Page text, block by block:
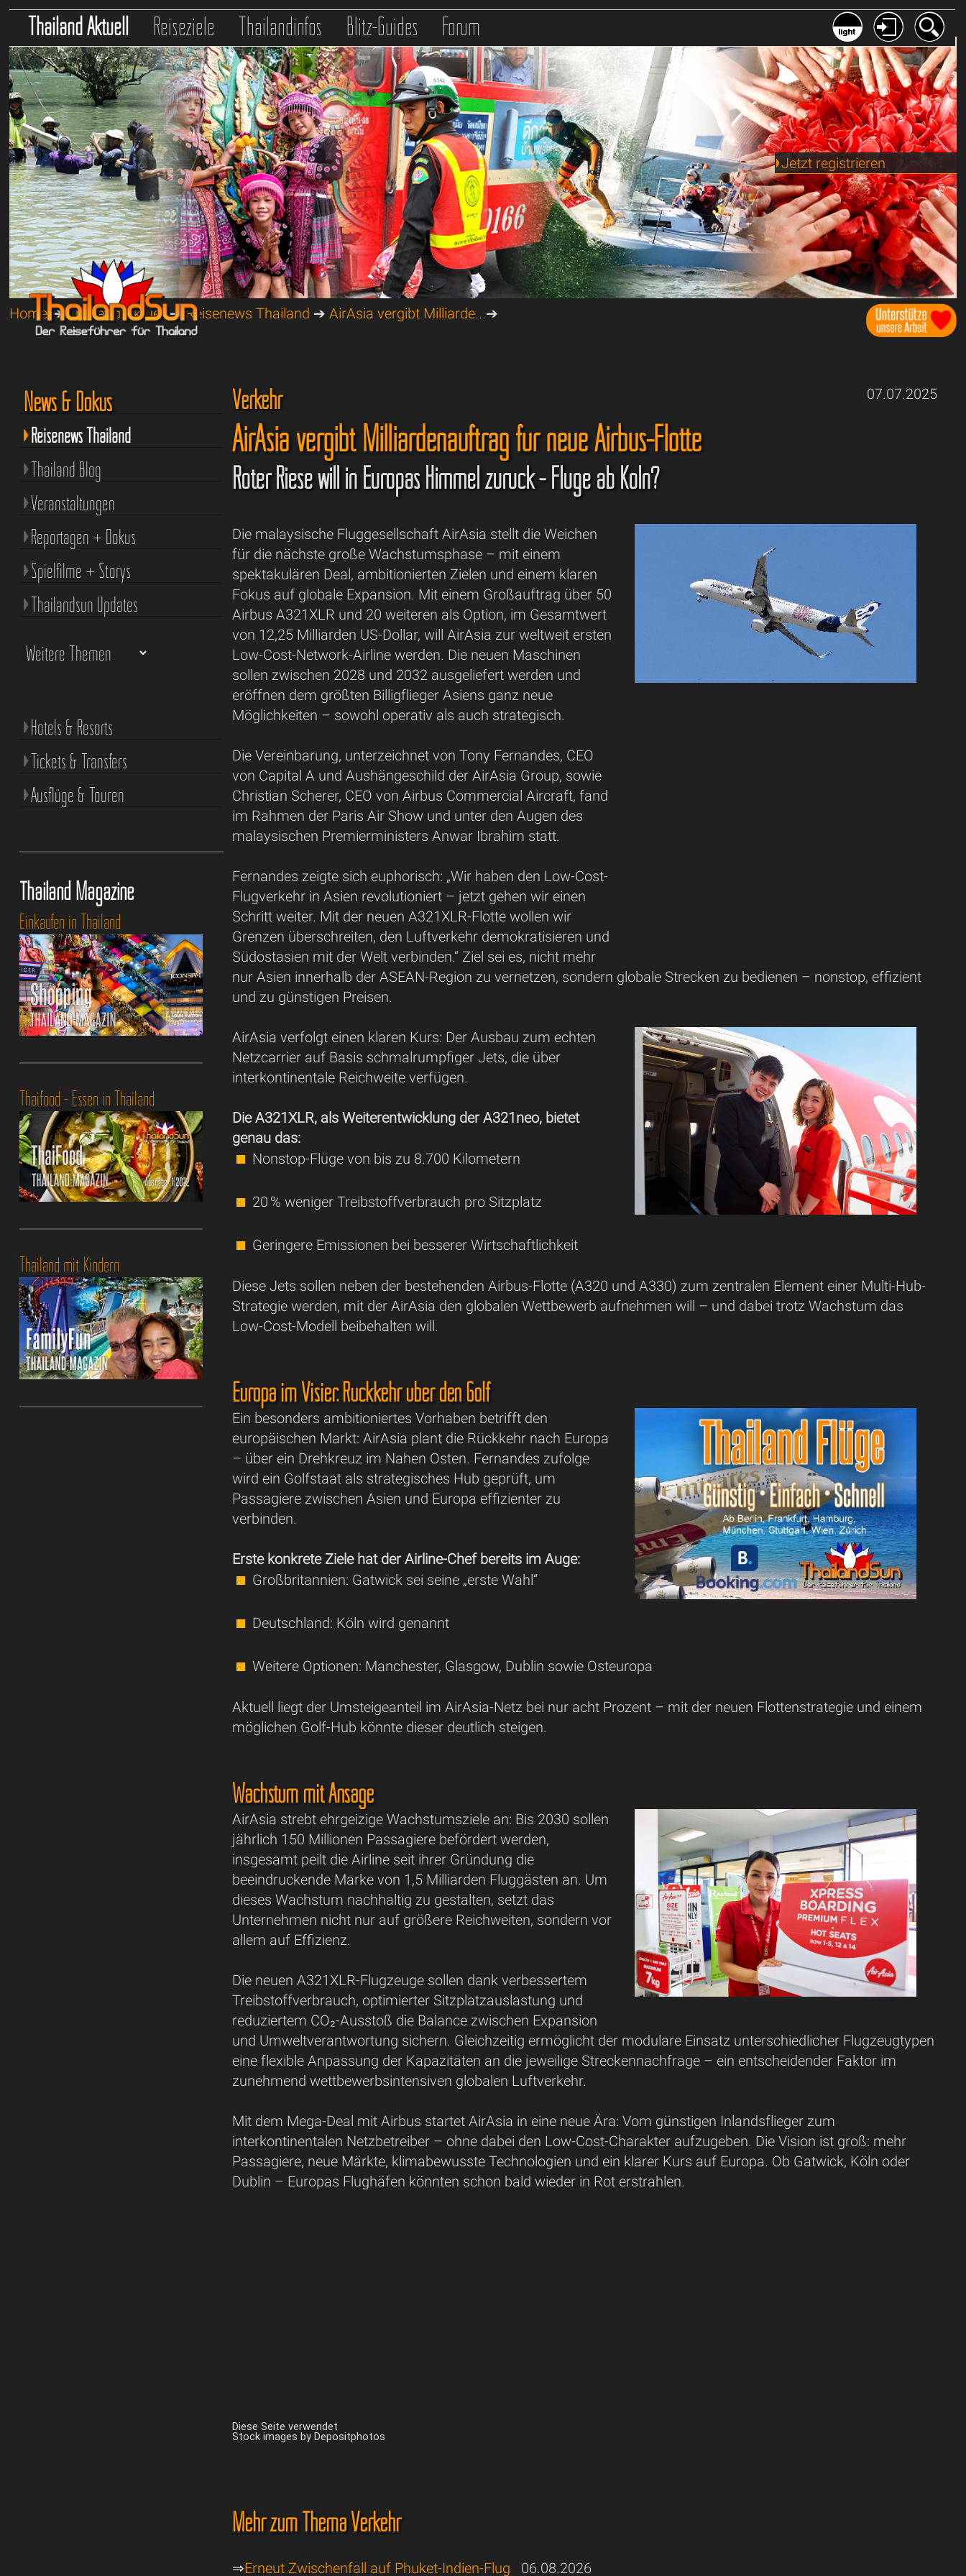
Thailand Aktuell Reiseziele Thailandinfos Blitz-Guides Forum
Jetzt registrieren
Home➔Thailand Aktuell➔Reisenews Thailand ➔AirAsia vergibt Milliarde...➔
07.07.2025
Verkehr
AirAsia vergibt Milliardenauftrag für neue Airbus-Flotte
Roter Riese will in Europas Himmel zurück - Flüge ab Köln?
Die malaysische Fluggesellschaft AirAsia stellt die Weichen
für die nächste große Wachstumsphase – mit einem
spektakulären Deal, ambitionierten Zielen und einem klaren
Fokus auf globale Expansion. Mit einem Großauftrag über 50
Airbus A321XLR und 20 weiteren als Option, im Gesamtwert
von 12,25 Milliarden US-Dollar, will AirAsia zur weltweit ersten
Low-Cost-Network-Airline werden. Die neuen Maschinen
sollen zwischen 2028 und 2032 ausgeliefert werden und
eröffnen dem größten Billigflieger Asiens ganz neue
Möglichkeiten – sowohl operativ als auch strategisch.
Die Vereinbarung, unterzeichnet von Tony Fernandes, CEO
von Capital A und Aushängeschild der AirAsia Group, sowie
Christian Scherer, CEO von Airbus Commercial Aircraft, fand
im Rahmen der Paris Air Show und unter den Augen des
malaysischen Premierministers Anwar Ibrahim statt.
Fernandes zeigte sich euphorisch: „Wir haben den Low-Cost-
Flugverkehr in Asien revolutioniert – jetzt gehen wir einen
Schritt weiter. Mit der neuen A321XLR-Flotte wollen wir
Grenzen überschreiten, den Luftverkehr demokratisieren und
Südostasien mit der Welt verbinden.“ Ziel sei es, nicht mehr
nur Asien innerhalb der ASEAN-Region zu vernetzen, sondern globale Strecken zu bedienen – nonstop, effizient
und zu günstigen Preisen.
AirAsia verfolgt einen klaren Kurs: Der Ausbau zum echten
Netzcarrier auf Basis schmalrumpfiger Jets, die über
interkontinentale Reichweite verfügen.
Die A321XLR, als Weiterentwicklung der A321neo, bietet
genau das:
Nonstop-Flüge von bis zu 8.700 Kilometern
20 % weniger Treibstoffverbrauch pro Sitzplatz
Geringere Emissionen bei besserer Wirtschaftlichkeit
Diese Jets sollen neben der bestehenden Airbus-Flotte (A320 und A330) zum zentralen Element einer Multi-Hub-
Strategie werden, mit der AirAsia den globalen Wettbewerb aufnehmen will – und dabei trotz Wachstum das
Low-Cost-Modell beibehalten will.
Europa im Visier: Rückkehr über den Golf
Ein besonders ambitioniertes Vorhaben betrifft den
europäischen Markt: AirAsia plant die Rückkehr nach Europa
– über ein Drehkreuz im Nahen Osten. Fernandes zufolge
wird ein Golfstaat als strategisches Hub geprüft, um
Passagiere zwischen Asien und Europa effizienter zu
verbinden.
Erste konkrete Ziele hat der Airline-Chef bereits im Auge:
Großbritannien: Gatwick sei seine „erste Wahl“
Deutschland: Köln wird genannt
Weitere Optionen: Manchester, Glasgow, Dublin sowie Osteuropa
Aktuell liegt der Umsteigeanteil im AirAsia-Netz bei nur acht Prozent – mit der neuen Flottenstrategie und einem
möglichen Golf-Hub könnte dieser deutlich steigen.
Wachstum mit Ansage
AirAsia strebt ehrgeizige Wachstumsziele an: Bis 2030 sollen
jährlich 150 Millionen Passagiere befördert werden,
insgesamt peilt die Airline seit ihrer Gründung die
beeindruckende Marke von 1,5 Milliarden Fluggästen an. Um
dieses Wachstum nachhaltig zu gestalten, setzt das
Unternehmen nicht nur auf größere Reichweiten, sondern vor
allem auf Effizienz.
Die neuen A321XLR-Flugzeuge sollen dank verbessertem
Treibstoffverbrauch, optimierter Sitzplatzauslastung und
reduziertem CO₂-Ausstoß die Balance zwischen Expansion
und Umweltverantwortung sichern. Gleichzeitig ermöglicht der modulare Einsatz unterschiedlicher Flugzeugtypen
eine flexible Anpassung der Kapazitäten an die jeweilige Streckennachfrage – ein entscheidender Faktor im
zunehmend wettbewerbsintensiven globalen Luftverkehr.
Mit dem Mega-Deal mit Airbus startet AirAsia in eine neue Ära: Vom günstigen Inlandsflieger zum
interkontinentalen Netzbetreiber – ohne dabei den Low-Cost-Charakter aufzugeben. Die Vision ist groß: mehr
Passagiere, neue Märkte, klimabewusste Technologien und ein klarer Kurs auf Europa. Ob Gatwick, Köln oder
Dublin – Europas Flughäfen könnten schon bald wieder in Rot erstrahlen.
Diese Seite verwendet
Stock images by Depositphotos
Mehr zum Thema Verkehr
⇒Erneut Zwischenfall auf Phuket-Indien-Flug 06.08.2026
News & Dokus
Reisenews Thailand
Thailand Blog
Veranstaltungen
Reportagen + Dokus
Spielfilme + Storys
Thailandsun Updates
Hotels & Resorts
Tickets & Transfers
Ausflüge & Touren
Thailand Magazine
Einkaufen in Thailand
Thaifood - Essen in Thailand
Thailand mit Kindern